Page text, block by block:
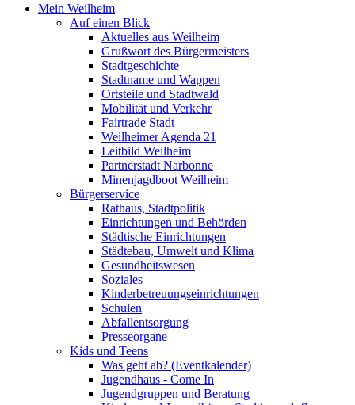
Mein Weilheim
Auf einen Blick
Aktuelles aus Weilheim
Grußwort des Bürgermeisters
Stadtgeschichte
Stadtname und Wappen
Ortsteile und Stadtwald
Mobilität und Verkehr
Fairtrade Stadt
Weilheimer Agenda 21
Leitbild Weilheim
Partnerstadt Narbonne
Minenjagdboot Weilheim
Bürgerservice
Rathaus, Stadtpolitik
Einrichtungen und Behörden
Städtische Einrichtungen
Städtebau, Umwelt und Klima
Gesundheitswesen
Soziales
Kinderbetreuungseinrichtungen
Schulen
Abfallentsorgung
Presseorgane
Kids und Teens
Was geht ab? (Eventkalender)
Jugendhaus - Come In
Jugendgruppen und Beratung